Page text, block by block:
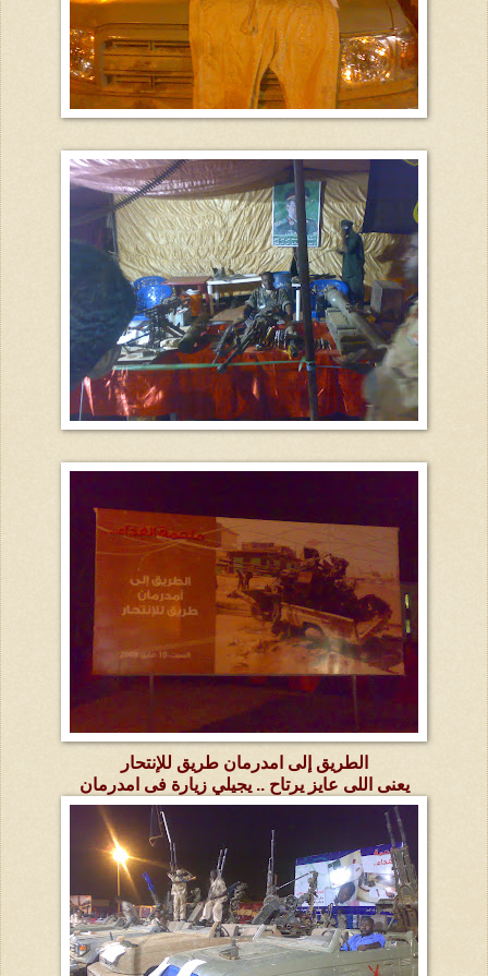
الطريق إلى امدرمان طريق للإنتحار
يعنى اللى عايز يرتاح .. يجيلي زيارة فى امدرمان